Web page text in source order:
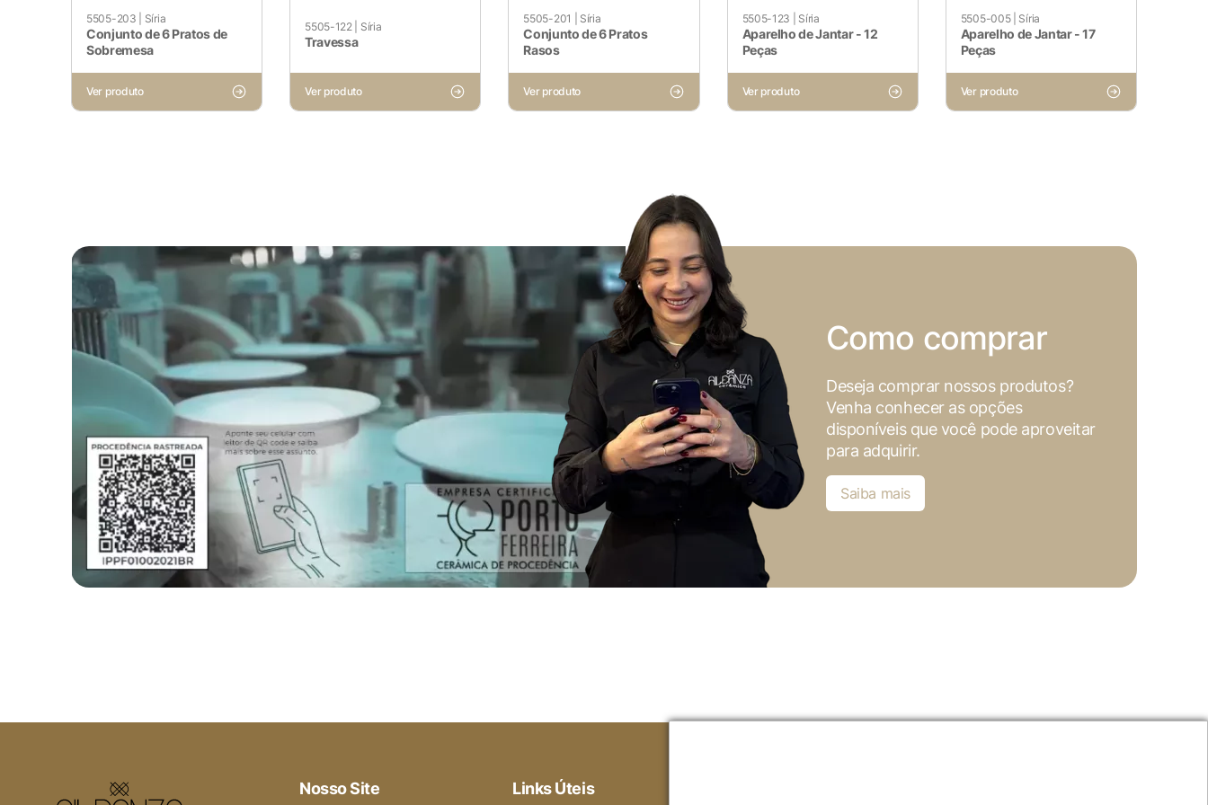
5505-203 Síria
Conjunto de 6 Pratos de
Sobremesa
Ver produto
5505-122| Síria
Travessa
Ver produto
5505-201 Síria
Conjunto de 6 Pratos
Rasos
Ver produto
5505-123 Síria
Aparelho de Jantar - 12
Peças
Ver produto
5505-005| Síria
Aparelho de Jantar - 17
Peças
Ver produto
Como comprar
Deseja comprar nossos produtos?
Venha conhecer as opções
disponíveis que você pode aproveitar
para adquirir.
Saiba mais
Nosso Site Links Úteis